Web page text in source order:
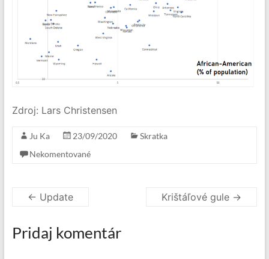
Zdroj: Lars Christensen
Ju Ka 23/09/2020
Skratka
Nekomentované
← Update Krištáľové gule →
Pridaj komentár